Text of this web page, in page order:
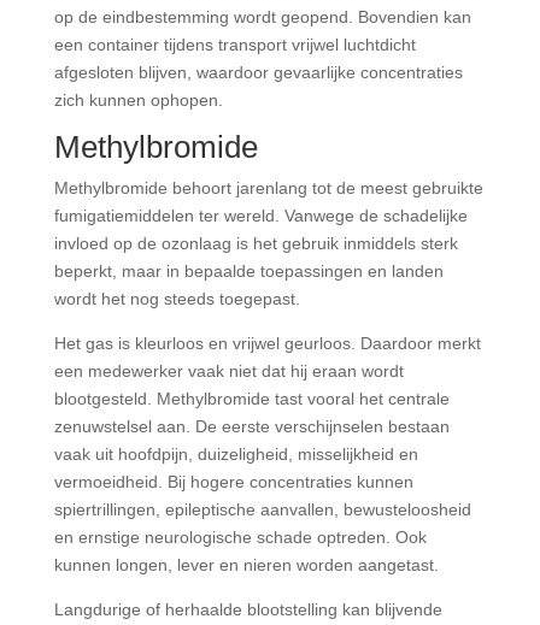
op de eindbestemming wordt geopend. Bovendien kan
een container tijdens transport vrijwel luchtdicht
afgesloten blijven, waardoor gevaarlijke concentraties
zich kunnen ophopen.
Methylbromide
Methylbromide behoort jarenlang tot de meest gebruikte
fumigatiemiddelen ter wereld. Vanwege de schadelijke
invloed op de ozonlaag is het gebruik inmiddels sterk
beperkt, maar in bepaalde toepassingen en landen
wordt het nog steeds toegepast.
Het gas is kleurloos en vrijwel geurloos. Daardoor merkt
een medewerker vaak niet dat hij eraan wordt
blootgesteld. Methylbromide tast vooral het centrale
zenuwstelsel aan. De eerste verschijnselen bestaan
vaak uit hoofdpijn, duizeligheid, misselijkheid en
vermoeidheid. Bij hogere concentraties kunnen
spiertrillingen, epileptische aanvallen, bewusteloosheid
en ernstige neurologische schade optreden. Ook
kunnen longen, lever en nieren worden aangetast.
Langdurige of herhaalde blootstelling kan blijvende